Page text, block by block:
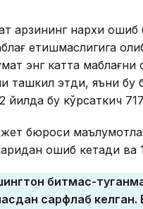
қарзининг нархи
етишмаслигига
энг катта
ташкил этди, яъни
йилда бу кўрсаткич
бюроси
ошиб кетади ва
битмас-
сарфлаб келган.